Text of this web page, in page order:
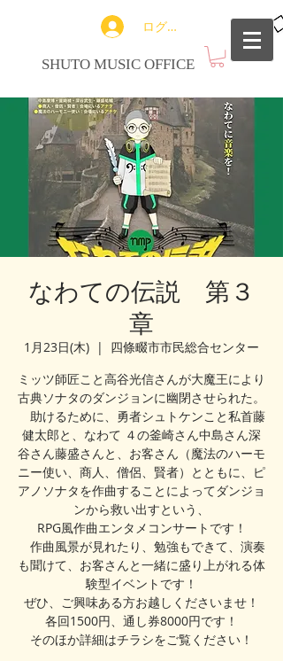
ログイン
SHUTO MUSIC OFFICE
なわての伝説 第３
章
1月23日(木)
  |
四條畷市市民総合センター
ミッツ師匠こと高谷光信さんが大魔王により
古典ソナタのダンジョンに幽閉させられた。
助けるために、勇者シュトケンこと私首藤
健太郎と、なわて ４の釜崎さん中島さん深
谷さん藤盛さんと、お客さん（魔法のハーモ
ニー使い、商人、僧侶、賢者）とともに、ピ
アノソナタを作曲することによってダンジョ
ンから救い出すという、
RPG風作曲エンタメコンサートです！
作曲風景が見れたり、勉強もできて、演奏
も聞けて、お客さんと一緒に盛り上がれる体
験型イベントです！
ぜひ、ご興味ある方お越しくださいませ！
各回1500円、通し券8000円です！
そのほか詳細はチラシをご覧ください！